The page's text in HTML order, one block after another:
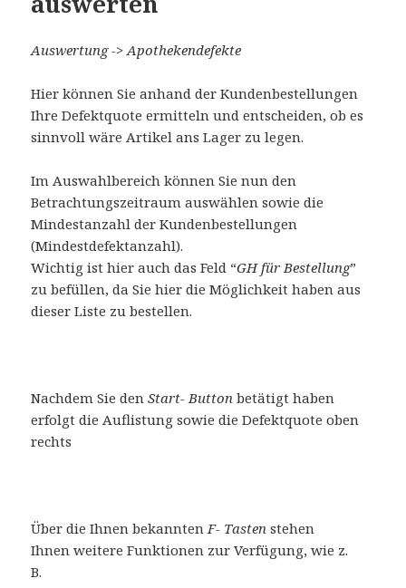
Auswertung -> Apothekendefekte
Hier können Sie anhand der Kundenbestellungen
Ihre Defektquote ermitteln und entscheiden, ob es
sinnvoll wäre Artikel ans Lager zu legen.
Im Auswahlbereich können Sie nun den
Betrachtungszeitraum auswählen sowie die
Mindestanzahl der Kundenbestellungen
(Mindestdefektanzahl).
Wichtig ist hier auch das Feld “GH für Bestellung”
zu befüllen, da Sie hier die Möglichkeit haben aus
dieser Liste zu bestellen.
Nachdem Sie denStart- Button betätigt haben
erfolgt die Auflistung sowie die Defektquote oben
rechts
Über die Ihnen bekannten F- Tasten stehen
Ihnen weitere Funktionen zur Verfügung, wie z.
B.